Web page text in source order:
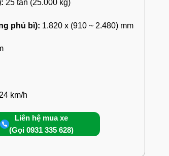
25 tấn (25.000 kg)
phủ bì): 1.820 x (910 ~ 2.480) mm
24 km/h
Liên hệ mua xe
(Gọi 0931 335 628)